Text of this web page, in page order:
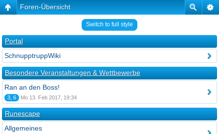
Foren-Übersicht
Switch to full style
Portal
SchnupptruppWiki
Besondere Veranstaltungen & Wettbewerbe
Ran an den Boss!
3, 6 Mo 13. Feb 2017, 19:34
Runescape
Allgemeines